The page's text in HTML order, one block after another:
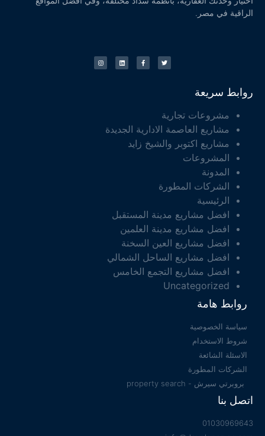
الراقية في مصر.
روابط سريعة
مشروعات تجارية
مشاريع العاصمة الادارية الجديدة
مشاريع اكتوبر والشيخ زايد
المشروعات
المدونة
الشركات المطورة
الرئيسية
افضل مشاريع مدينة المستقبل
افضل مشاريع مدينة العلمين
افضل مشاريع العين السخنة
افضل مشاريع الساحل الشمالي
افضل مشاريع التجمع الخامس
Uncategorized
روابط هامة
سياسة الخصوصية
شروط الاستخدام
الاسئلة الشائعة
الشركات المطورة
بروبرتي سيرش - property search
اتصل بنا
01030969643